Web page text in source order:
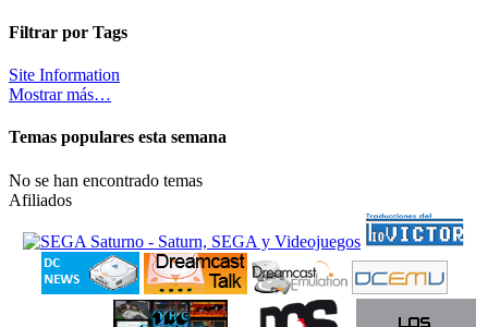
Filtrar por Tags
Site Information
Mostrar más…
Temas populares esta semana
No se han encontrado temas
Afiliados